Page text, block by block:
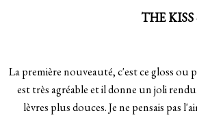
THE KISS
La première nouveauté, c'est ce gloss ou
est très agréable et il donne un joli
lèvres plus douces. Je ne pensais pas